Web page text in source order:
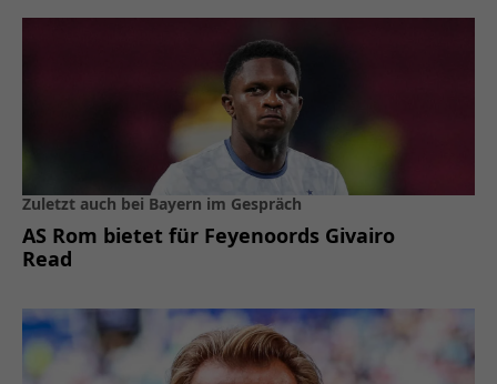
Zuletzt auch bei Bayern im Gespräch
AS Rom bietet für Feyenoords Givairo
Read